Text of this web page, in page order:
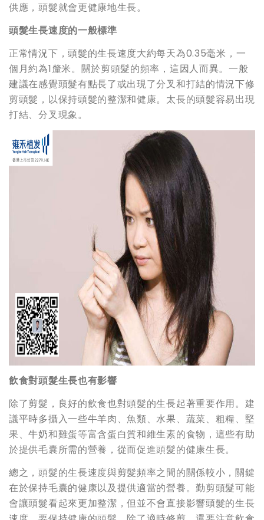
供應，頭髮就會更健康地生長。
頭髮生長速度的一般標準
正常情況下，頭髮的生長速度大約每天為0.35毫米，一
個月約為1釐米。關於剪頭髮的頻率，這因人而異。一般
建議在感覺頭髮有點長了或出現了分叉和打結的情況下修
剪頭髮，以保持頭髮的整潔和健康。太長的頭髮容易出現
打結、分叉現象。
飲食對頭髮生長也有影響
除了剪髮，良好的飲食也對頭髮的生長起著重要作用。建
議平時多攝入一些牛羊肉、魚類、水果、蔬菜、粗糧、堅
果、牛奶和雞蛋等富含蛋白質和維生素的食物，這些有助
於提供毛囊所需的營養，從而促進頭髮的健康生長。
總之，頭髮的生長速度與剪髮頻率之間的關係較小，關鍵
在於保持毛囊的健康以及提供適當的營養。勤剪頭髮可能
會讓頭髮看起來更加整潔，但並不會直接影響頭髮的生長